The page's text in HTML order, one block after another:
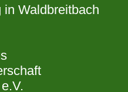
Waldbreitbach